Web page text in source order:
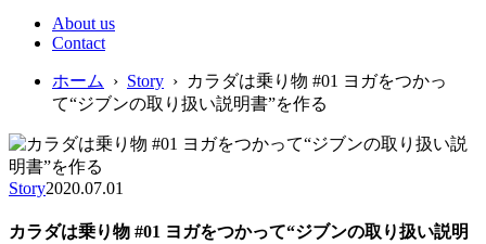
About us
Contact
ホーム › Story › カラダは乗り物 #01 ヨガをつかっ
て“ジブンの取り扱い説明書”を作る
Story2020.07.01
カラダは乗り物 #01 ヨガをつかって“ジブンの取り扱い説明